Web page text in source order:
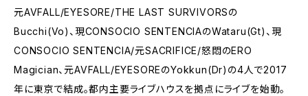
元AVFALL/EYESORE/THE LAST SURVIVORSの
Bucchi(Vo)、現CONSOCIO SENTENCIAのWataru(Gt)、現
CONSOCIO SENTENCIA/元SACRIFICE/怒悶のERO
Magician、元AVFALL/EYESOREのYokkun(Dr)の4人で2017
年に東京で結成。都内主要ライブハウスを拠点にライブを始動。